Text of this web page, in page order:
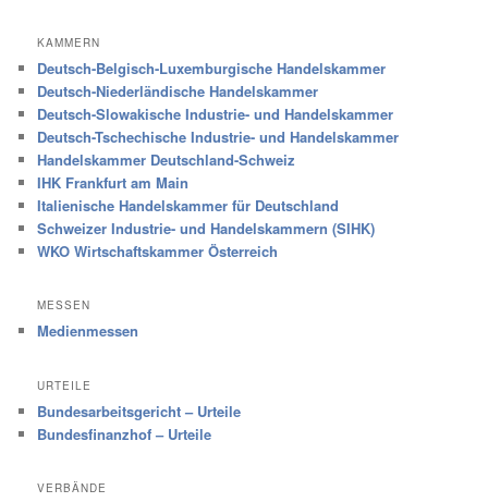
KAMMERN
Deutsch-Belgisch-Luxemburgische Handelskammer
Deutsch-Niederländische Handelskammer
Deutsch-Slowakische Industrie- und Handelskammer
Deutsch-Tschechische Industrie- und Handelskammer
Handelskammer Deutschland-Schweiz
IHK Frankfurt am Main
Italienische Handelskammer für Deutschland
Schweizer Industrie- und Handelskammern (SIHK)
WKO Wirtschaftskammer Österreich
MESSEN
Medienmessen
URTEILE
Bundesarbeitsgericht – Urteile
Bundesfinanzhof – Urteile
VERBÄNDE